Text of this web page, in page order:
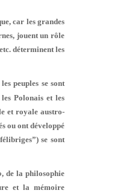
car les grandes
jouent un rôle
déterminent les
peuples se sont
Polonais et les
et royale austro-
ou ont développé
se sont
, de la philosophie
et la mémoire